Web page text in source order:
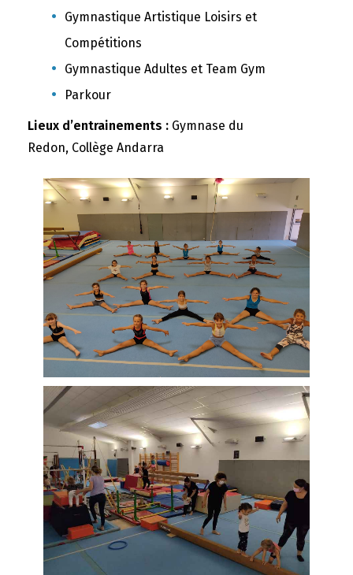
Gymnastique Artistique Loisirs et
Compétitions
Gymnastique Adultes et Team Gym
Parkour
Lieux d’entrainements : Gymnase du
Redon, Collège Andarra